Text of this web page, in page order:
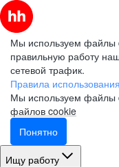
Мы используем файлы
правильную работу
сетевой трафик.
Правила
Мы используем файлы
файлов cookie
Понятно
Ищу работу